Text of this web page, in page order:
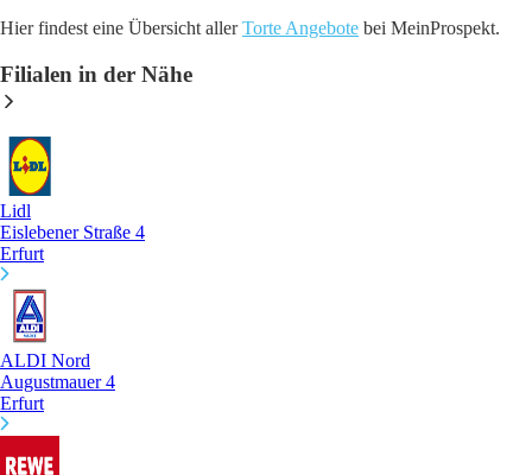
Hier findest eine Übersicht allerTorte Angebote bei MeinProspekt.
Filialen in der Nähe
Lidl
Eislebener Straße 4
Erfurt
ALDI Nord
Augustmauer 4
Erfurt